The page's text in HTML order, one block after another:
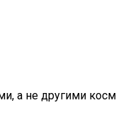
а не другими